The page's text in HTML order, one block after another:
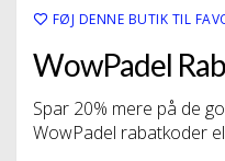
FØJ DENNE BUTIK TIL
WowPadel
Spar 20% mere på de
WowPadel rabatkoder